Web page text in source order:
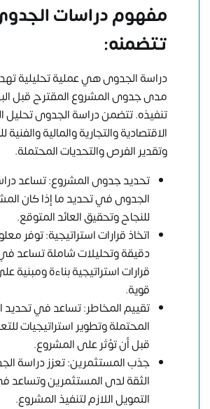
مفهوم دراسات
تتضمنه:
دراسة الجدوى هي عملية تحليلية
مدى جدوى المشروع المقترح قبل
تنفيذه. تتضمن دراسة الجدوى تحليل
الاقتصادية والتجارية والمالية والفنية
وتقدير الفرص والتحديات المحتملة.
تحديد جدوى المشروع: تساعد
الجدوى في تحديد ما إذا كان
للنجاح وتحقيق العائد المتوقع.
اتخاذ قرارات استراتيجية: توفر
دقيقة وتحليلات شاملة تساعد
قرارات استراتيجية بناءة
قوية.
تقييم المخاطر: تساعد في تحديد
المحتملة وتطوير استراتيجيات
قبل أن تؤثر على المشروع.
جذب المستثمرين: تعزز دراسة
الثقة لدى المستثمرين
التمويل اللازم لتنفيذ المشروع.